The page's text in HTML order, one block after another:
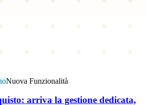
Nuova Funzionalità
arriva la gestione dedicata,